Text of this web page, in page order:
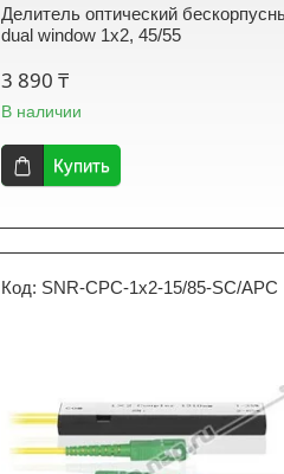
Делитель оптический
dual window 1х2, 45/55
3 890 ₸
В наличии
Купить
SNR-CPC-1x2-15/85-SC/APC